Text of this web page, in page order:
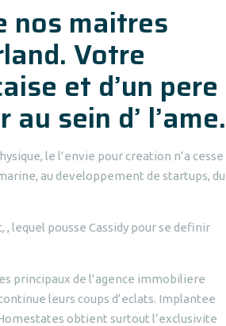
nos maitres
Votre
et d’un pere
sein d’ l’ame.
le l’envie pour creation n’a cesse
au developpement de startups, du
lequel pousse Cassidy pour se definir
principaux de l’agence immobiliere
leurs coups d’eclats. Implantee
obtient surtout l’exclusivite